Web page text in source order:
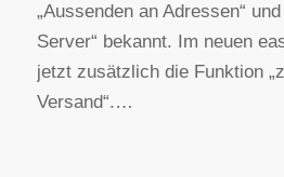
„Aussenden an Adressen“
Server“ bekannt. Im neuen
jetzt zusätzlich die Funktion
Versand“.…